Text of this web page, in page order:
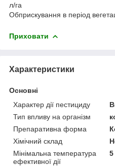
л/га
Обприскування в період
Приховати
Характеристики
Основні
Характер дії пестициду
Тип впливу на організм
Препаративна форма
Хімічний склад
Мінімальна температура
ефективної дії
5